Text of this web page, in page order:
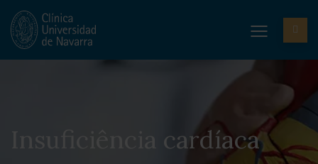
Insuficiência cardíaca